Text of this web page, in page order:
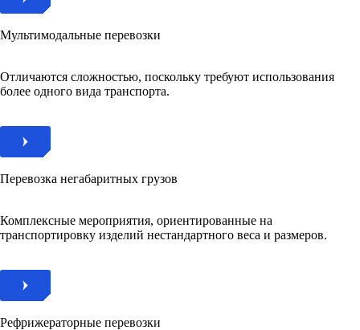
Мультимодальные перевозки
Отличаются сложностью, поскольку требуют использования
более одного вида транспорта.
Перевозка негабаритных грузов
Комплексные мероприятия, ориентированные на
транспортировку изделий нестандартного веса и размеров.
Рефрижераторные перевозки